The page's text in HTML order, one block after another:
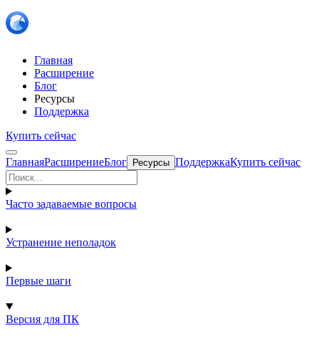
Главная
Расширение
Блог
Ресурсы
Поддержка
Купить сейчас
ГлавнаяРасширениеБлог Ресурсы ПоддержкаКупить сейчас
Часто задаваемые вопросы
Устранение неполадок
Первые шаги
Версия для ПК